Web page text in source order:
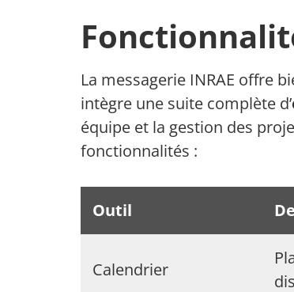
La messagerie INRAE offre
intègre une suite complète d’
équipe et la gestion des
fonctionnalités :
Outil
Calendrier